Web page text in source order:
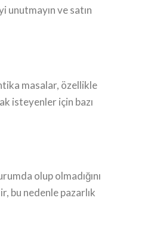
ve satın
masalar, özellikle
isteyenler için bazı
olup olmadığını
bu nedenle pazarlık